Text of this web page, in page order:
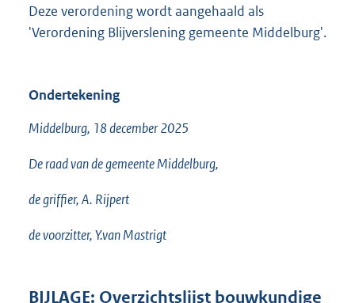
Deze verordening wordt aangehaald als
'Verordening Blijverslening gemeente Middelburg'.
Ondertekening
Middelburg, 18 december 2025
De raad van de gemeente Middelburg,
de griffier, A. Rijpert
de voorzitter, Y.van Mastrigt
BIJLAGE: Overzichtslijst bouwkundige